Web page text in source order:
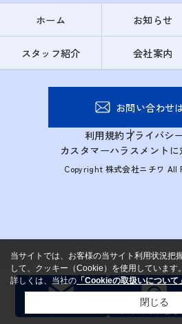
ホーム お知らせ
スタッフ紹介 会社案内
お問い合わせ
利用規約プライバシ
カスタマーハラスメント
Copyright 株式会社ニチワ All
当サイトでは、お客様の当サイト利用状況把
して、クッキー（Cookie）を使用しています。
詳しくは、当社の 「Cookieの取扱いについて」
閉じる